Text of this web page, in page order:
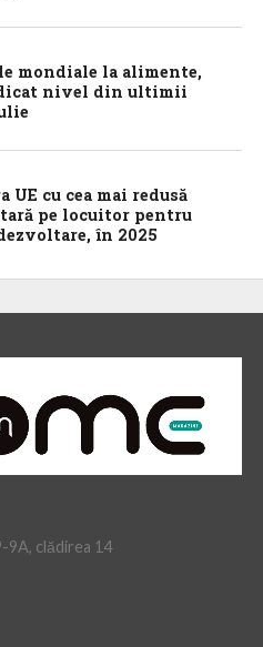
mondiale la alimente,
nivel din ultimii
UE cu cea mai redusă
pe locuitor pentru
în 2025
9A, clădirea 14